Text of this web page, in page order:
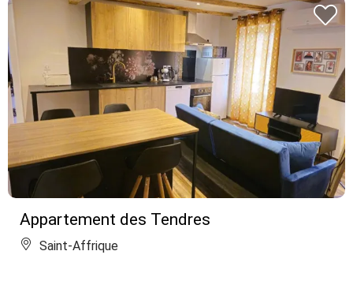
Appartement des Tendres
Saint-Affrique